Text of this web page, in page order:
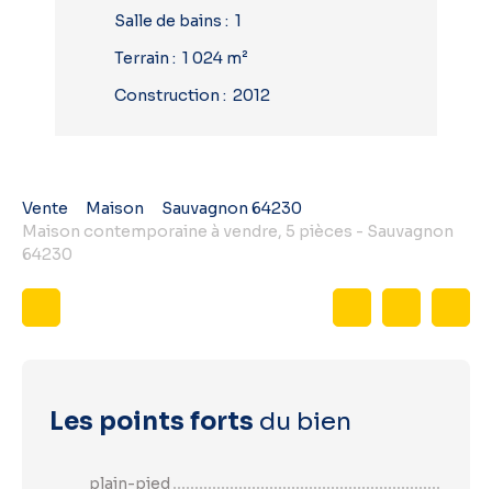
Salle de bains : 1
Terrain : 1 024 m²
Construction : 2012
Vente Maison
Sauvagnon 64230
Maison contemporaine à vendre, 5 pièces - Sauvagnon
64230
Les points forts du bien
plain-pied